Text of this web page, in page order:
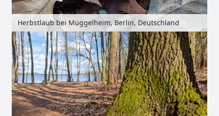
Herbstlaub bei Müggelheim, Berlin, Deutschland